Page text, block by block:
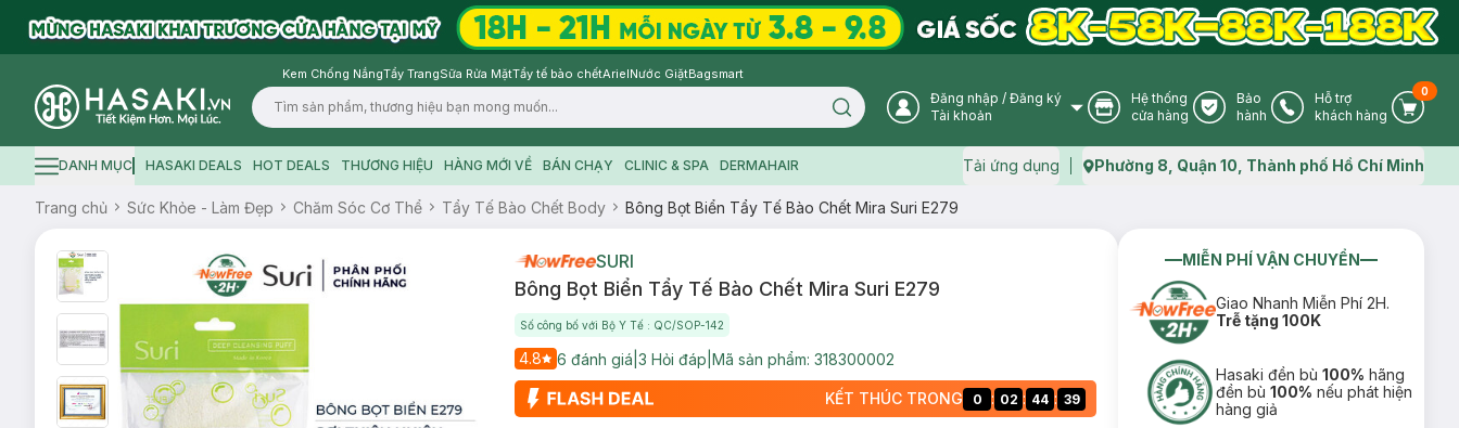
Kem Chống NắngTẩy TrangSữa Rửa MặtTẩy tế bào chếtArielNước GiặtBagsmart
Logo
Search icon User Icon
Đăng nhập / Đăng ký
Tài khoản
Store Icon
Hệ thống
cửa hàng
Warranty Icon
Bảo
hành
Phone Icon
Hỗ trợ
khách hàng
Cart
0
Hamburger icon
DANH MỤC HASAKI DEALS HOT DEALS THƯƠNG HIỆU HÀNG MỚI VỀ BÁN CHẠY CLINIC & SPA DERMAHAIR Tải ứng dụng Map icon
Phường 8, Quận 10, Thành phố Hồ Chí Minh
Trang chủ Sức Khỏe - Làm Đẹp Chăm Sóc Cơ Thể Tẩy Tế Bào Chết Body Bông Bọt Biển Tẩy Tế Bào Chết Mira Suri E279
SURI
Bông Bọt Biển Tẩy Tế Bào Chết Mira Suri E279
Số công bố với Bộ Y Tế : QC/SOP-142
4.8 6 đánh giá 3 Hỏi đáp Mã sản phẩm: 318300002
KẾT THÚC TRONG 0 : 02 : 44 : 38
MIỄN PHÍ VẬN CHUYỂN
Giao Nhanh Miễn Phí 2H.
Trễ tặng 100K
Hasaki đền bù100% hãng
đền bù100% nếu phát hiện
hàng giả